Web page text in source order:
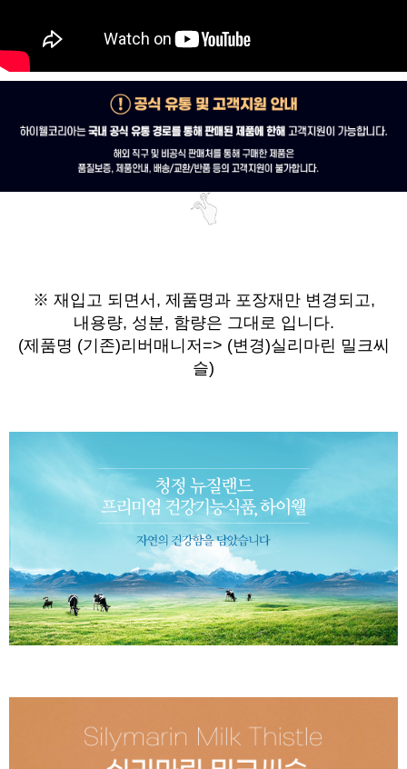
※ 재입고 되면서, 제품명과 포장재만 변경되고,
내용량, 성분, 함량은 그대로 입니다.
(제품명 (기존)리버매니저=> (변경)실리마린 밀크씨
슬)